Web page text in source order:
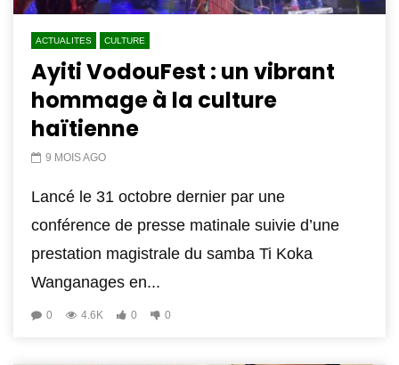
ACTUALITES CULTURE
Ayiti VodouFest : un vibrant
hommage à la culture
haïtienne
9 MOIS AGO
Lancé le 31 octobre dernier par une
conférence de presse matinale suivie d’une
prestation magistrale du samba Ti Koka
Wanganages en...
0 4.6K 0 0